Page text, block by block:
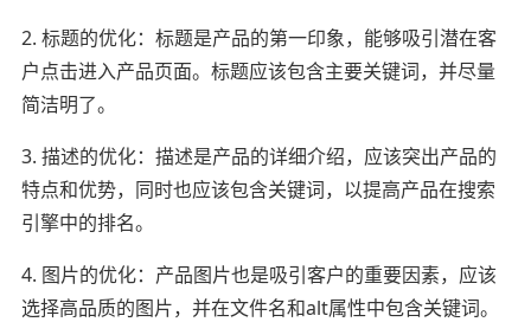
2. 标题的优化：标题是产品的第一印象，能够吸引潜在客
户点击进入产品页面。标题应该包含主要关键词，并尽量
简洁明了。
3. 描述的优化：描述是产品的详细介绍，应该突出产品的
特点和优势，同时也应该包含关键词，以提高产品在搜索
引擎中的排名。
4. 图片的优化：产品图片也是吸引客户的重要因素，应该
选择高品质的图片，并在文件名和alt属性中包含关键词。